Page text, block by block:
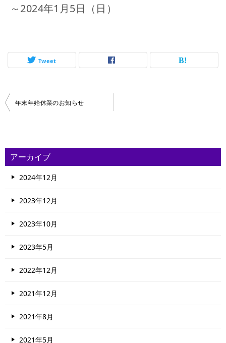
～2024年1月5日（日）
Tweet
投
ビ
ゲ
ー
シ
年末年始休業のお知らせ
アーカイブ
2024年12月
2023年12月
2023年10月
2023年5月
2022年12月
2021年12月
2021年8月
2021年5月